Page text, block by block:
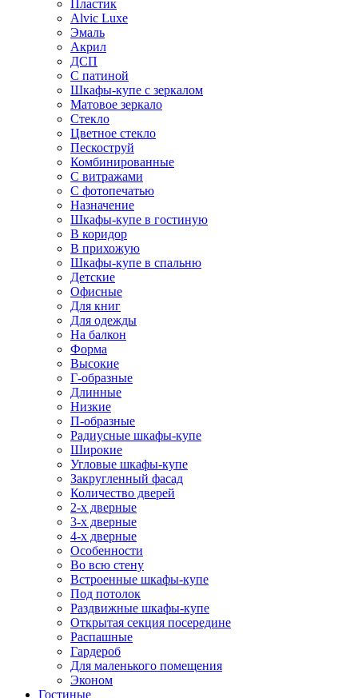
Пластик
Alvic Luxe
Эмаль
Акрил
ДСП
С патиной
Шкафы-купе с зеркалом
Матовое зеркало
Стекло
Цветное стекло
Пескоструй
Комбинированные
С витражами
С фотопечатью
Назначение
Шкафы-купе в гостиную
В коридор
В прихожую
Шкафы-купе в спальню
Детские
Офисные
Для книг
Для одежды
На балкон
Форма
Высокие
Г-образные
Длинные
Низкие
П-образные
Радиусные шкафы-купе
Широкие
Угловые шкафы-купе
Закругленный фасад
Количество дверей
2-х дверные
3-х дверные
4-х дверные
Особенности
Во всю стену
Встроенные шкафы-купе
Под потолок
Раздвижные шкафы-купе
Открытая секция посередине
Распашные
Гардероб
Для маленького помещения
Эконом
Гостиные